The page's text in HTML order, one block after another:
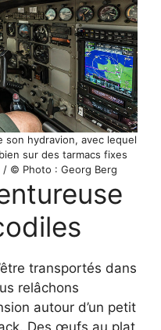
son hydravion, avec lequel
sur des tarmacs fixes
© Photo : Georg Berg
transportés dans
relâchons
autour d’un petit